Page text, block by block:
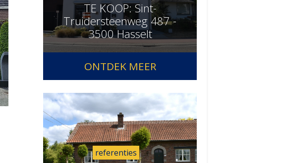
TE KOOP: Sint-
Truidersteenweg 487 -
3500 Hasselt
ONTDEK MEER
referenties